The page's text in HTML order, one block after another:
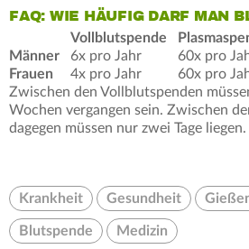
FAQ: WIE HÄUFIG DARF MAN
Vollblutspende
Männer 6x pro Jahr
60x pro
Frauen
4x pro Jahr
60x pro
Zwischen den Vollblutspenden
Wochen vergangen sein. Zwischen
dagegen müssen nur zwei Tage liegen.
Krankheit Gesundheit
Blutspende Medizin